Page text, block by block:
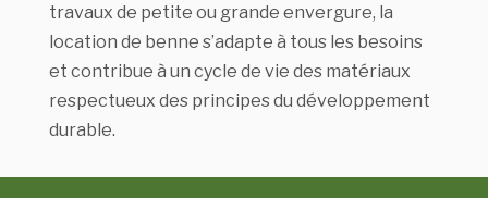
travaux de petite ou grande envergure, la
location de benne s’adapte à tous les besoins
et contribue à un cycle de vie des matériaux
respectueux des principes du développement
durable.